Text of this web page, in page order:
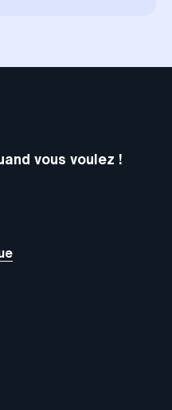
vous voulez !